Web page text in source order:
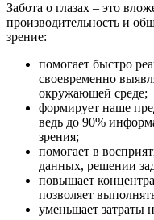
Забота о глазах – это
производительность и
зрение:
помогает быстро
своевременно
окружающей среде;
формирует наше
ведь до 90%
зрения;
помогает в
данных, решении
повышает
позволяет
уменьшает затраты